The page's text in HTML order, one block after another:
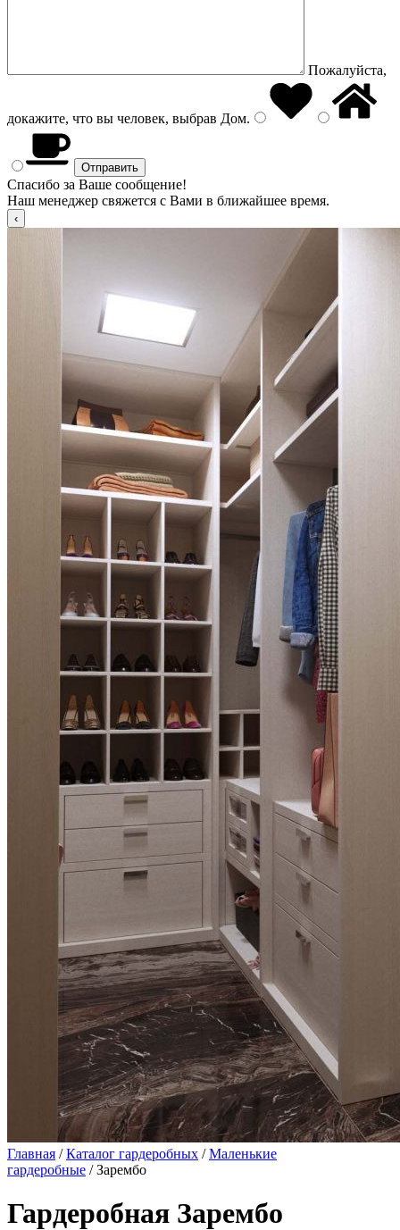
Пожалуйста,
докажите, что вы человек, выбрав Дом.
Спасибо за Ваше сообщение!
Наш менеджер свяжется с Вами в ближайшее время.
Главная /Каталог гардеробных /Маленькие
гардеробные / Зарембо
Гардеробная Зарембо